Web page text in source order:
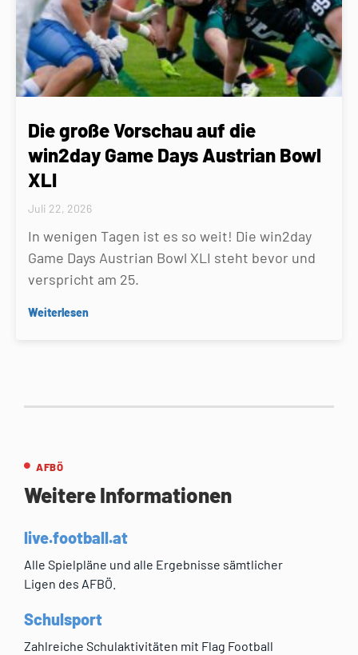
Die große Vorschau auf die
win2day Game Days Austrian Bowl
XLI
Juli 22, 2026
In wenigen Tagen ist es so weit! Die win2day
Game Days Austrian Bowl XLI steht bevor und
verspricht am 25.
Weiterlesen
AFBÖ
Weitere Informationen
live.football.at
Alle Spielpläne und alle Ergebnisse sämtlicher
Ligen des AFBÖ.
Schulsport
Zahlreiche Schulaktivitäten mit Flag Football